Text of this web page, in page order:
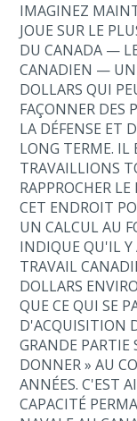
IMAGINEZ
JOUE SUR LE
DU CANADA —
CANADIEN — UN
DOLLARS QUI
FAÇONNER DES
LA DÉFENSE ET
LONG TERME. IL
TRAVAILLIONS
RAPPROCHER
CET ENDROIT
UN CALCUL AU
INDIQUE QU'IL Y
TRAVAIL
DOLLARS
QUE CE QUI SE
D'ACQUISITION
GRANDE
DONNER » AU
ANNÉES. C'EST
CAPACITÉ